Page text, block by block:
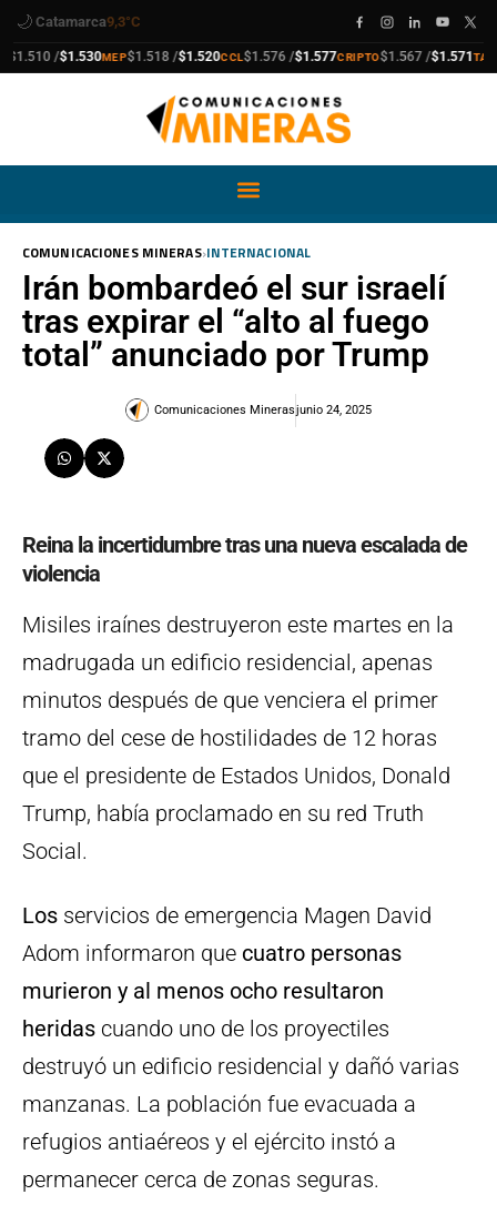
🌙 Catamarca9,3°C
/$1.530MEP
compra$1.518 /
venta $1.520CCL
compra$1.576 /
venta $1.577CRIPTO
compra$1.567 /
venta $1.571venta
COMUNICACIONES MINERAS›INTERNACIONAL
Irán bombardeó el sur israelí
tras expirar el “alto al fuego
total” anunciado por Trump
Comunicaciones Minerasjunio 24, 2025
Reina la incertidumbre tras una nueva escalada de
violencia
Misiles iraínes destruyeron este martes en la
madrugada un edificio residencial, apenas
minutos después de que venciera el primer
tramo del cese de hostilidades de 12 horas
que el presidente de Estados Unidos, Donald
Trump, había proclamado en su red Truth
Social.
Los servicios de emergencia Magen David
Adom informaron que cuatro personas
murieron y al menos ocho resultaron
heridas cuando uno de los proyectiles
destruyó un edificio residencial y dañó varias
manzanas. La población fue evacuada a
refugios antiaéreos y el ejército instó a
permanecer cerca de zonas seguras.